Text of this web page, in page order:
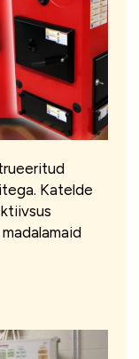
Katelde